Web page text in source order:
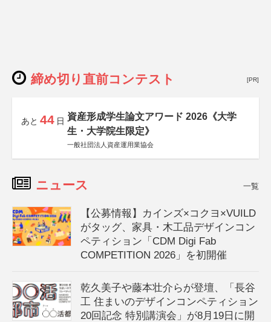
締め切り直前コンテスト [PR]
あと 44 日 資産形成学生論文アワード 2026《大学
生・大学院生限定》
一般社団法人資産運用業協会
ニュース 一覧
【公募情報】カインズ×コクヨ×VUILD
がタッグ、家具・木工品デザインコン
ペティション「CDM Digi Fab
COMPETITION 2026」を初開催
乾久美子や藤本壮介らが登壇、「長谷
工 住まいのデザインコンペティション
20回記念 特別講演会」が8月19日に開